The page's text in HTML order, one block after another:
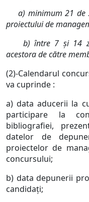
a) minimum 21 de
proiectului de
b) între 7 şi 14
acestora de către
(2)-Calendarul
va cuprinde :
a) data aducerii la
participare la
bibliografiei,
datelor de
proiectelor de
concursului;
b) data depunerii
candidaţi;